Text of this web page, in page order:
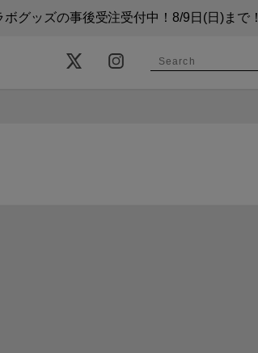
グッズの事後受注受付中！8/9日(日)まで！